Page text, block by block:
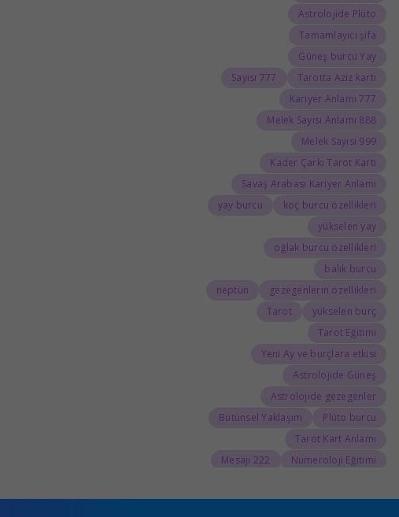
Astrolojide Plüto
Tamamlayıcı şifa
Güneş burcu Yay
Tarotta Aziz kartı
777 Sayısı
777 Kariyer Anlamı
888 Melek Sayısı Anlamı
999 Melek Sayısı
Kader Çarkı Tarot Kartı
Savaş Arabası Kariyer Anlamı
koç burcu özellikleri
yay burcu
yükselen yay
oğlak burcu özellikleri
balık burcu
gezegenlerin özellikleri
neptün
yükselen burç
Tarot
Tarot Eğitimi
Yeni Ay ve burçlara etkisi
Astrolojide Güneş
Astrolojide gezegenler
Plüto burcu
Bütünsel Yaklaşım
Tarot Kart Anlamı
Numeroloji Eğitimi
222 Mesajı
888 Kariyer Anlamı